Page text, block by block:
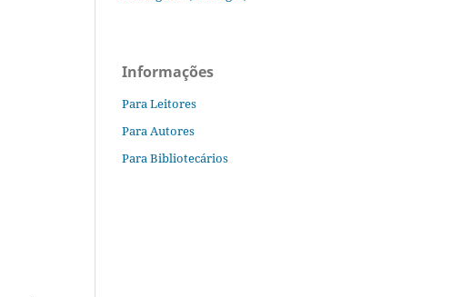
Informações
Para Leitores
Para Autores
Para Bibliotecários